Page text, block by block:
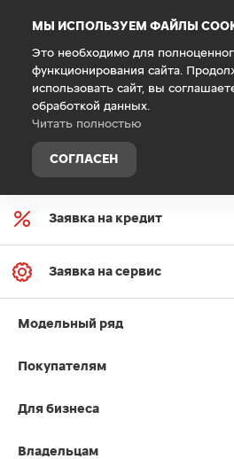
МЫ ИСПОЛЬЗУЕМ ФАЙЛЫ
Это необходимо для
функционирования сайта.
использовать сайт, вы
обработкой данных.
Читать полностью
СОГЛАСЕН
Заявка на онлайн-оценку
Заявка на кредит
Заявка на сервис
Модельный ряд
Покупателям
Для бизнеса
Владельцам